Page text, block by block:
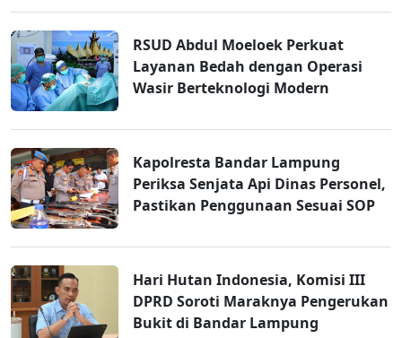
RSUD Abdul Moeloek Perkuat
Layanan Bedah dengan Operasi
Wasir Berteknologi Modern
Kapolresta Bandar Lampung
Periksa Senjata Api Dinas Personel,
Pastikan Penggunaan Sesuai SOP
Hari Hutan Indonesia, Komisi III
DPRD Soroti Maraknya Pengerukan
Bukit di Bandar Lampung